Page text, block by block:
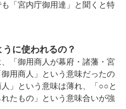
「宮内庁御用達」と聞くと特
うに使われるの？
「御用商人が幕府・諸藩・宮
用商人」という意味だったの
」という意味は薄れ、「○○と
たもの」という意味合いが強